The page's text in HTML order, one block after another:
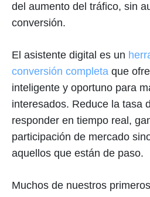
del aumento del tráfico, sin
conversión.
El asistente digital es un
conversión completa que
inteligente y oportuno para
interesados. Reduce la tasa
responder en tiempo real,
participación de mercado
aquellos que están de paso.
Muchos de nuestros